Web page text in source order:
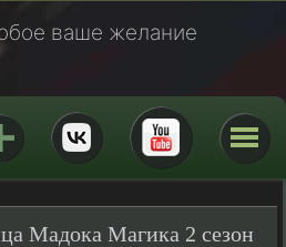
ваше желание
Мадока Магика 2 сезон